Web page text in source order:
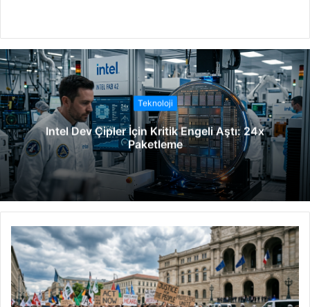
b
s
i
t
e
s
i
Teknoloji
Intel Dev Çipler İçin Kritik Engeli Aştı: 24x
Paketleme